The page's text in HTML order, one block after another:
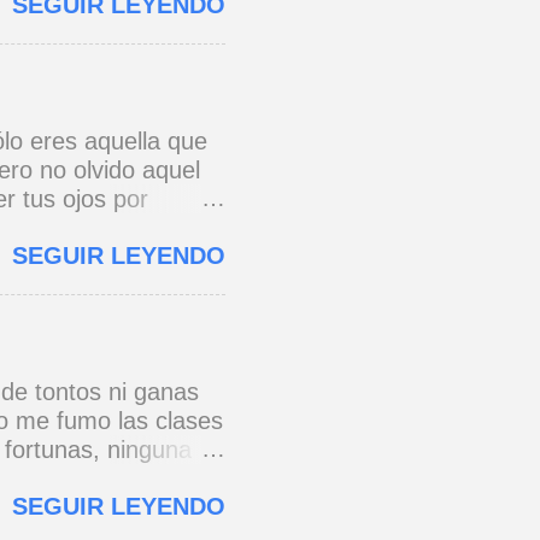
y razón.
para amar,
Si yo a Cuba le
pie con pie,
...
eres aquella que
no olvido aquel
tus ojos por
al pensar que un
SEGUIR LEYENDO
tontos ni ganas
me fumo las clases
ninguna
chuzos de punta
SEGUIR LEYENDO